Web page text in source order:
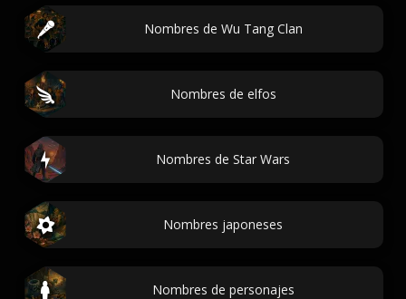
Nombres de Wu Tang Clan
Nombres de elfos
Nombres de Star Wars
Nombres japoneses
Nombres de personajes